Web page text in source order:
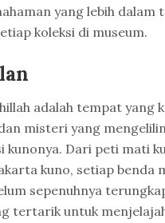
yang lebih dalam
koleksi di museum.
adalah tempat yang
misteri yang
kunonya. Dari peti mati
kuno, setiap benda
sepenuhnya
tertarik untuk